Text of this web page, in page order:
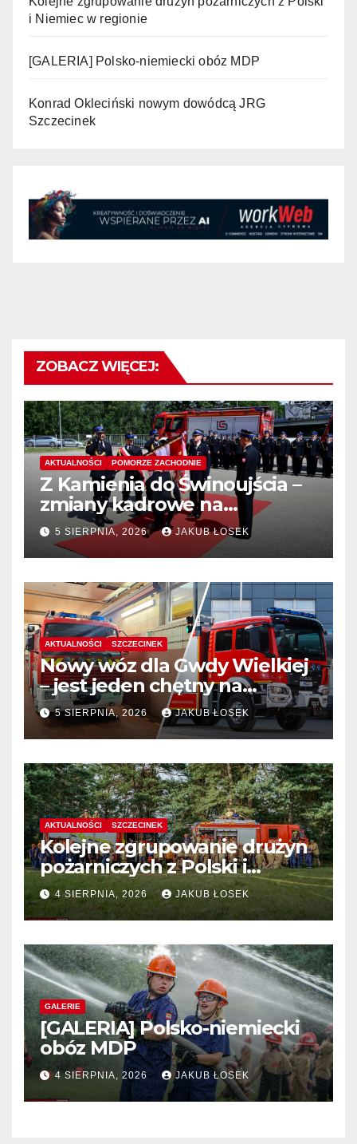
i Niemiec w regionie
[GALERIA] Polsko-niemiecki obóz MDP
Konrad Okleciński nowym dowódcą JRG
Szczecinek
ZOBACZ WIĘCEJ:
AKTUALNOŚCI POMORZE ZACHODNIE
Z Kamienia do Świnoujścia –
zmiany kadrowe na
stanowiskach komendantów
5 SIERPNIA, 2026 JAKUB ŁOSEK
AKTUALNOŚCI SZCZECINEK
Nowy wóz dla Gwdy Wielkiej
– jest jeden chętny na
dostawę
5 SIERPNIA, 2026 JAKUB ŁOSEK
AKTUALNOŚCI SZCZECINEK
Kolejne zgrupowanie drużyn
pożarniczych z Polski i
Niemiec w regionie
4 SIERPNIA, 2026 JAKUB ŁOSEK
GALERIE
[GALERIA] Polsko-niemiecki
obóz MDP
4 SIERPNIA, 2026 JAKUB ŁOSEK